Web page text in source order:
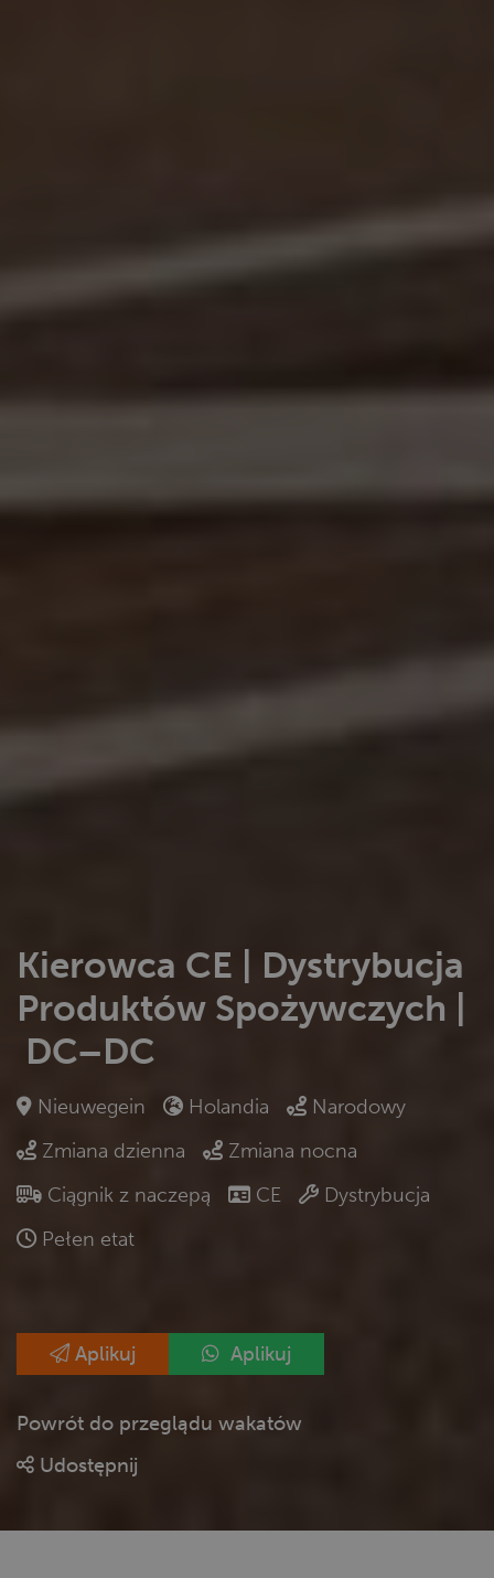
Kierowca CE | Dystrybucja
Produktów Spożywczych |​​​​​​​
DC–DC
Nieuwegein Holandia
Narodowy
Zmiana dzienna
Zmiana nocna
Ciągnik z naczepą
CE
Dystrybucja
Pełen etat
Aplikuj Aplikuj
Powrót do przeglądu wakatów
Udostępnij